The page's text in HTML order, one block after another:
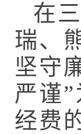
在
瑞、
坚守
严谨
经费